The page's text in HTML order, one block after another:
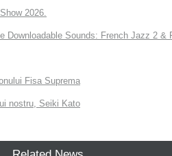
2026.
Downloadable Sounds: French Jazz 2 &
Fisa Suprema
nostru, Seiki Kato